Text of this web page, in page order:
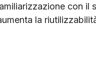
con il
la